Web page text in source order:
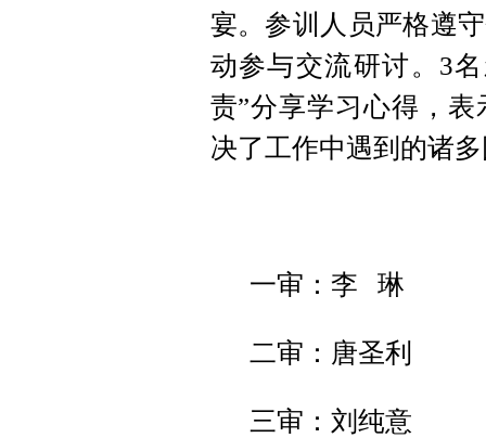
宴。参训人员严格遵
动参与交流研讨。3
责”分享学习心得，
决了工作中遇到的诸
一审：李 琳
二审：唐圣利
三审：刘纯意